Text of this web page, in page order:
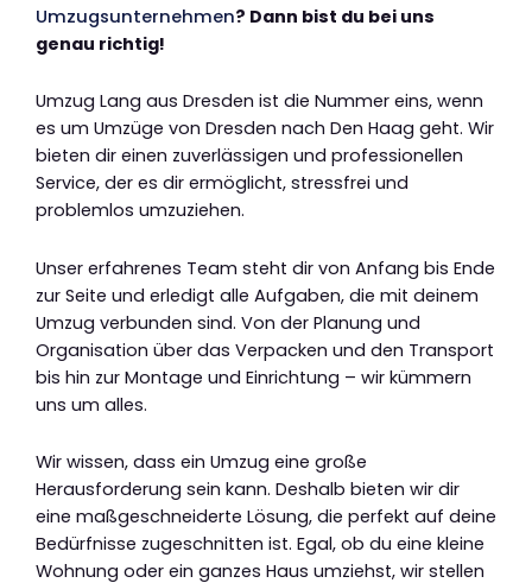
Umzugsunternehmen? Dann bist du bei uns
genau richtig!
Umzug Lang aus Dresden ist die Nummer eins, wenn
es um Umzüge von Dresden nach Den Haag geht. Wir
bieten dir einen zuverlässigen und professionellen
Service, der es dir ermöglicht, stressfrei und
problemlos umzuziehen.
Unser erfahrenes Team steht dir von Anfang bis Ende
zur Seite und erledigt alle Aufgaben, die mit deinem
Umzug verbunden sind. Von der Planung und
Organisation über das Verpacken und den Transport
bis hin zur Montage und Einrichtung – wir kümmern
uns um alles.
Wir wissen, dass ein Umzug eine große
Herausforderung sein kann. Deshalb bieten wir dir
eine maßgeschneiderte Lösung, die perfekt auf deine
Bedürfnisse zugeschnitten ist. Egal, ob du eine kleine
Wohnung oder ein ganzes Haus umziehst, wir stellen